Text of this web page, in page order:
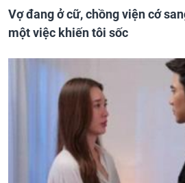
Vợ đang ở cữ, chồng viện cớ
một việc khiến tôi sốc